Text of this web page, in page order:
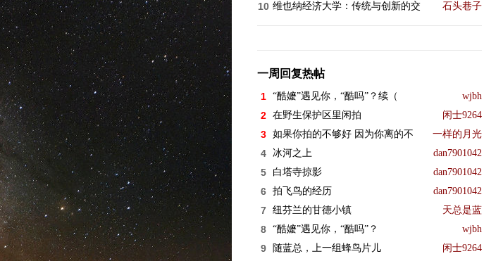
10 维也纳经济大学：传统与创新的交 石头巷子
一周回复热帖
1 “酷嬷”遇见你，“酷吗”？续（ wjbh
2 在野生保护区里闲拍 闲士9264
3 如果你拍的不够好 因为你离的不 一样的月光
4 冰河之上 dan7901042
5 白塔寺掠影 dan7901042
6 拍飞鸟的经历 dan7901042
7 纽芬兰的甘德小镇 天总是蓝
8 “酷嬷”遇见你，“酷吗”？ wjbh
9 随蓝总，上一组蜂鸟片儿 闲士9264